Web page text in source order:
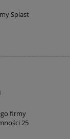
Splast
firmy
25